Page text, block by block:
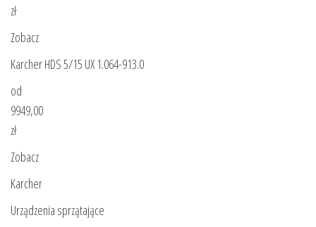
zł
Zobacz
Karcher HDS 5/15 UX 1.064-913.0
od
9949,00
zł
Zobacz
Karcher
Urządzenia sprzątające